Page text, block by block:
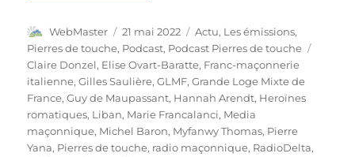
Auteur
WebMaster
Publié
le
21 mai 2022 Catégories
Actu, Les émissions,
Pierres de touche, Podcast, Podcast Pierres de touche
Claire Donzel, Elise Ovart-Baratte, Franc-maçonnerie
italienne,Gilles Saulière,GLMF,Grande Loge Mixte de
France,Guy de Maupassant, Hannah Arendt, Heroïnes
romatiques, Liban, Marie Francalanci, Media
maçonnique, Michel Baron, Myfanwy Thomas, Pierre
Yana, Pierres de touche, radio maçonnique, RadioDelta,